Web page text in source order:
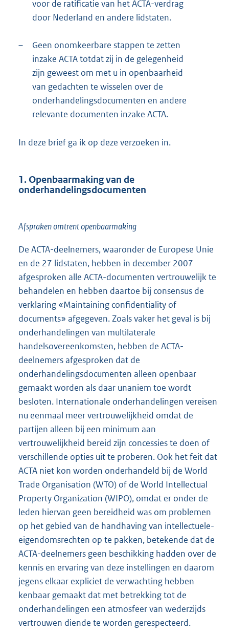
voor de ratificatie van het ACTA-verdrag
door Nederland en andere lidstaten.
–
Geen onomkeerbare stappen te zetten
inzake ACTA totdat zij in de gelegenheid
zijn geweest om met u in openbaarheid
van gedachten te wisselen over de
onderhandelingsdocumenten en andere
relevante documenten inzake ACTA.
In deze brief ga ik op deze verzoeken in.
1. Openbaarmaking van de
onderhandelingsdocumenten
Afspraken omtrent openbaarmaking
De ACTA-deelnemers, waaronder de Europese Unie
en de 27 lidstaten, hebben in december 2007
afgesproken alle ACTA-documenten vertrouwelijk te
behandelen en hebben daartoe bij consensus de
verklaring «Maintaining confidentiality of
documents» afgegeven. Zoals vaker het geval is bij
onderhandelingen van multilaterale
handelsovereenkomsten, hebben de ACTA-
deelnemers afgesproken dat de
onderhandelingsdocumenten alleen openbaar
gemaakt worden als daar unaniem toe wordt
besloten. Internationale onderhandelingen vereisen
nu eenmaal meer vertrouwelijkheid omdat de
partijen alleen bij een minimum aan
vertrouwelijkheid bereid zijn concessies te doen of
verschillende opties uit te proberen. Ook het feit dat
ACTA niet kon worden onderhandeld bij de World
Trade Organisation (WTO) of de World Intellectual
Property Organization (WIPO), omdat er onder de
leden hiervan geen bereidheid was om problemen
op het gebied van de handhaving van intellectuele-
eigendomsrechten op te pakken, betekende dat de
ACTA-deelnemers geen beschikking hadden over de
kennis en ervaring van deze instellingen en daarom
jegens elkaar expliciet de verwachting hebben
kenbaar gemaakt dat met betrekking tot de
onderhandelingen een atmosfeer van wederzijds
vertrouwen diende te worden gerespecteerd.